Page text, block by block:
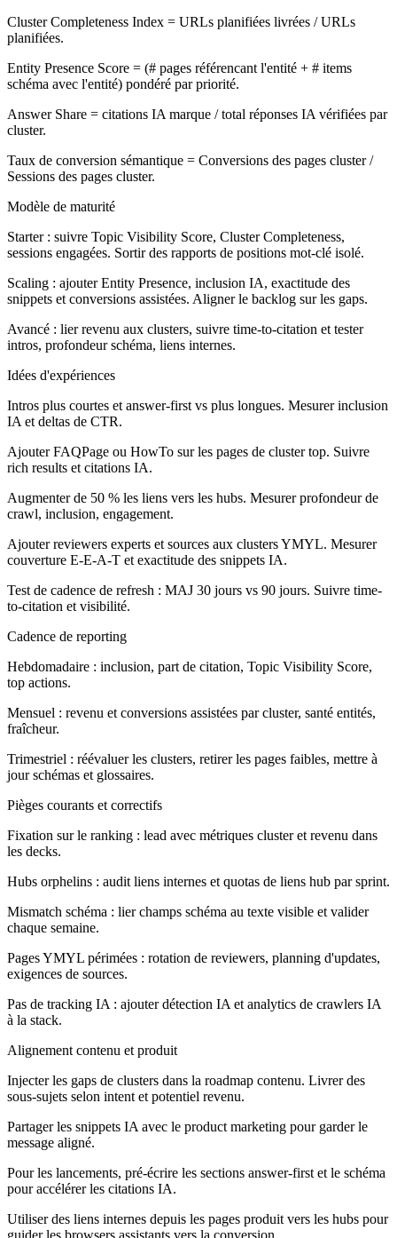
Cluster Completeness Index = URLs planifiées livrées / URLs
planifiées.
Entity Presence Score = (# pages référencant l'entité + # items
schéma avec l'entité) pondéré par priorité.
Answer Share = citations IA marque / total réponses IA vérifiées par
cluster.
Taux de conversion sémantique = Conversions des pages cluster /
Sessions des pages cluster.
Modèle de maturité
Starter : suivre Topic Visibility Score, Cluster Completeness,
sessions engagées. Sortir des rapports de positions mot-clé isolé.
Scaling : ajouter Entity Presence, inclusion IA, exactitude des
snippets et conversions assistées. Aligner le backlog sur les gaps.
Avancé : lier revenu aux clusters, suivre time-to-citation et tester
intros, profondeur schéma, liens internes.
Idées d'expériences
Intros plus courtes et answer-first vs plus longues. Mesurer inclusion
IA et deltas de CTR.
Ajouter FAQPage ou HowTo sur les pages de cluster top. Suivre
rich results et citations IA.
Augmenter de 50 % les liens vers les hubs. Mesurer profondeur de
crawl, inclusion, engagement.
Ajouter reviewers experts et sources aux clusters YMYL. Mesurer
couverture E-E-A-T et exactitude des snippets IA.
Test de cadence de refresh : MAJ 30 jours vs 90 jours. Suivre time-
to-citation et visibilité.
Cadence de reporting
Hebdomadaire : inclusion, part de citation, Topic Visibility Score,
top actions.
Mensuel : revenu et conversions assistées par cluster, santé entités,
fraîcheur.
Trimestriel : réévaluer les clusters, retirer les pages faibles, mettre à
jour schémas et glossaires.
Pièges courants et correctifs
Fixation sur le ranking : lead avec métriques cluster et revenu dans
les decks.
Hubs orphelins : audit liens internes et quotas de liens hub par sprint.
Mismatch schéma : lier champs schéma au texte visible et valider
chaque semaine.
Pages YMYL périmées : rotation de reviewers, planning d'updates,
exigences de sources.
Pas de tracking IA : ajouter détection IA et analytics de crawlers IA
à la stack.
Alignement contenu et produit
Injecter les gaps de clusters dans la roadmap contenu. Livrer des
sous-sujets selon intent et potentiel revenu.
Partager les snippets IA avec le product marketing pour garder le
message aligné.
Pour les lancements, pré-écrire les sections answer-first et le schéma
pour accélérer les citations IA.
Utiliser des liens internes depuis les pages produit vers les hubs pour
guider les browsers assistants vers la conversion.